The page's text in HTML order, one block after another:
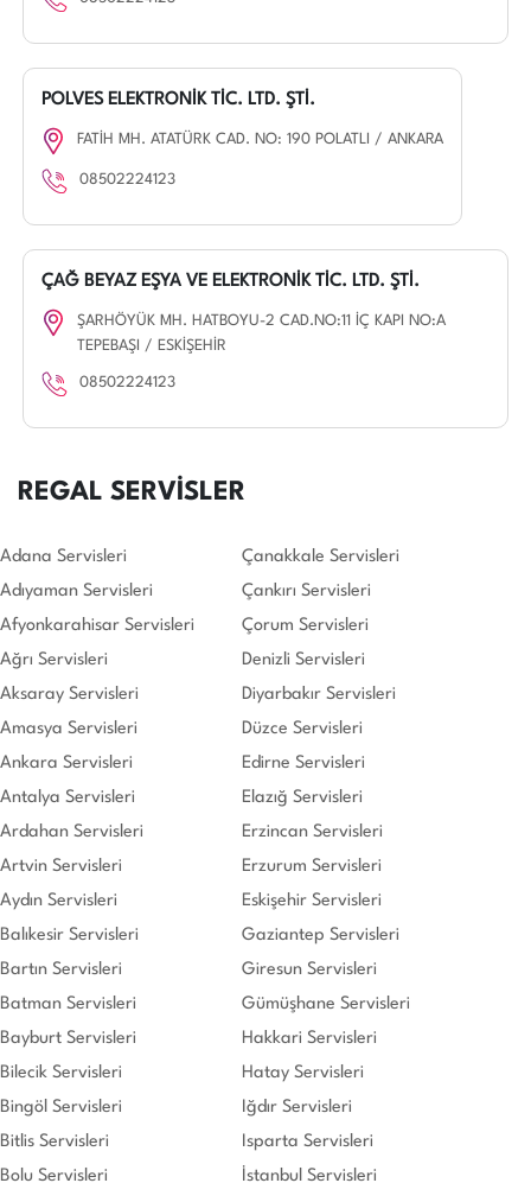
POLVES ELEKTRONİK TİC. LTD. ŞTİ.
FATİH MH. ATATÜRK CAD. NO: 190 POLATLI / ANKARA
08502224123
ÇAĞ BEYAZ EŞYA VE ELEKTRONİK TİC. LTD. ŞTİ.
ŞARHÖYÜK MH. HATBOYU-2 CAD.NO:11 İÇ KAPI NO:A
TEPEBAŞI / ESKİŞEHİR
08502224123
REGAL SERVİSLER
Adana Servisleri
Adıyaman Servisleri
Afyonkarahisar Servisleri
Ağrı Servisleri
Aksaray Servisleri
Amasya Servisleri
Ankara Servisleri
Antalya Servisleri
Ardahan Servisleri
Artvin Servisleri
Aydın Servisleri
Balıkesir Servisleri
Bartın Servisleri
Batman Servisleri
Bayburt Servisleri
Bilecik Servisleri
Bingöl Servisleri
Bitlis Servisleri
Bolu Servisleri
Çanakkale Servisleri
Çankırı Servisleri
Çorum Servisleri
Denizli Servisleri
Diyarbakır Servisleri
Düzce Servisleri
Edirne Servisleri
Elazığ Servisleri
Erzincan Servisleri
Erzurum Servisleri
Eskişehir Servisleri
Gaziantep Servisleri
Giresun Servisleri
Gümüşhane Servisleri
Hakkari Servisleri
Hatay Servisleri
Iğdır Servisleri
Isparta Servisleri
İstanbul Servisleri